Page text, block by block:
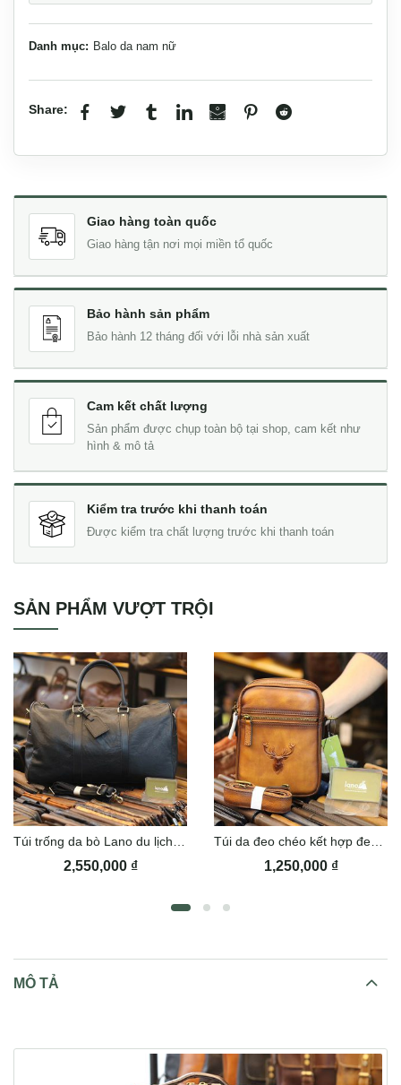
Danh mục: Balo da nam nữ
Share:
Giao hàng toàn quốc
Giao hàng tận nơi mọi miền tổ quốc
Bảo hành sản phẩm
Bảo hành 12 tháng đối với lỗi nhà sản xuất
Cam kết chất lượng
Sản phẩm được chụp toàn bộ tại shop, cam kết như
hình & mô tả
Kiểm tra trước khi thanh toán
Được kiểm tra chất lượng trước khi thanh toán
SẢN PHẨM VƯỢT TRỘI
2,550,000 ₫ 1,250,000 ₫
MÔ TẢ